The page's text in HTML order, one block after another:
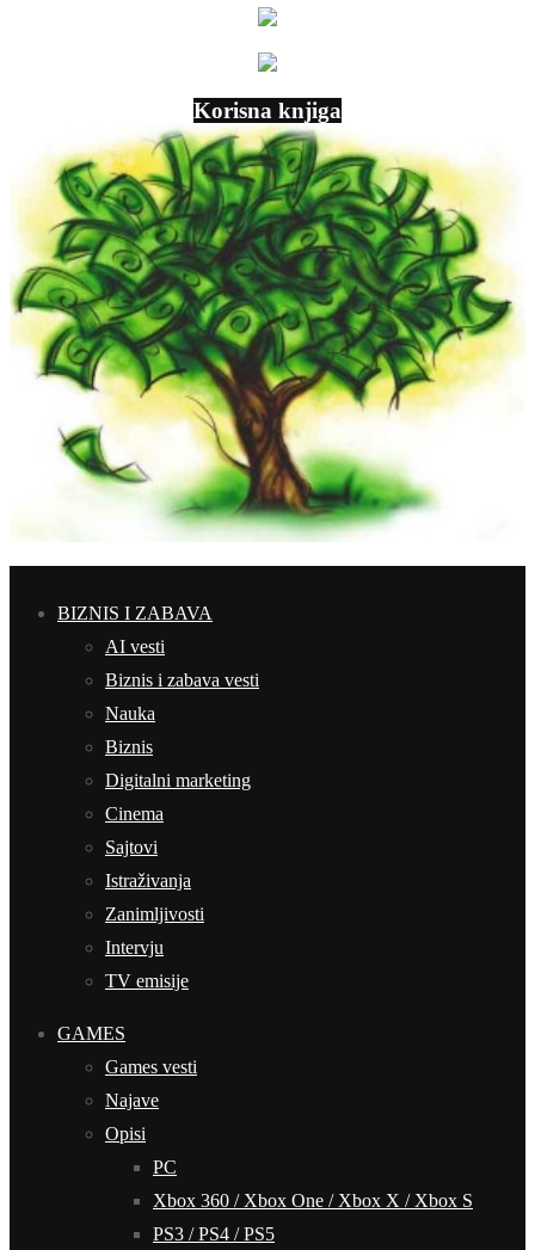
Korisna knjiga
BIZNIS I ZABAVA
AI vesti
Biznis i zabava vesti
Nauka
Biznis
Digitalni marketing
Cinema
Sajtovi
Istraživanja
Zanimljivosti
Intervju
TV emisije
GAMES
Games vesti
Najave
Opisi
PC
Xbox 360 / Xbox One / Xbox X / Xbox S
PS3 / PS4 / PS5